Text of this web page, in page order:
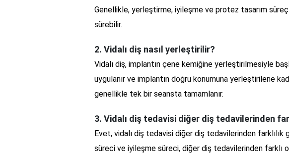
Genellikle, yerleştirme, iyileşme ve protez tasarım
sürebilir.
2. Vidalı diş nasıl yerleştirilir?
Vidalı diş, implantın çene kemiğine yerleştirilmesiyle
uygulanır ve implantın doğru konumuna yerleştirilene
genellikle tek bir seansta tamamlanır.
3. Vidalı diş tedavisi diğer diş tedavilerinden
Evet, vidalı diş tedavisi diğer diş tedavilerinden
süreci ve iyileşme süreci, diğer diş tedavilerinden farklı